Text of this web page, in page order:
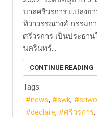
บาลศรีวรการ แปลงย
ทิวาวรรณวงศ์ กรรมก
ศรีวรการ เป็นประธา
นครินทร์...
CONTINUE READING
Tags:
news
swk
declare
ศรีวรการ